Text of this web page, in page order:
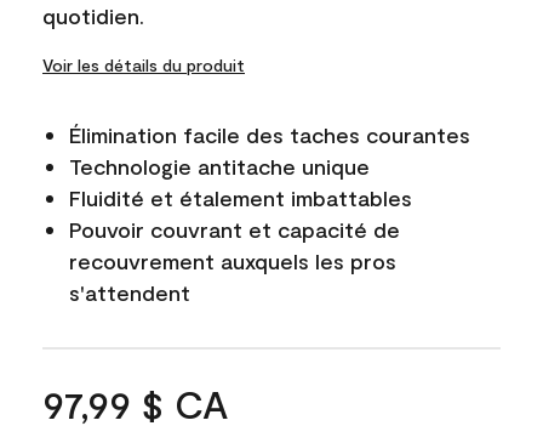
quotidien.
Voir les détails du produit
Élimination facile des taches courantes
Technologie antitache unique
Fluidité et étalement imbattables
Pouvoir couvrant et capacité de
recouvrement auxquels les pros
s'attendent
97,99 $ CA